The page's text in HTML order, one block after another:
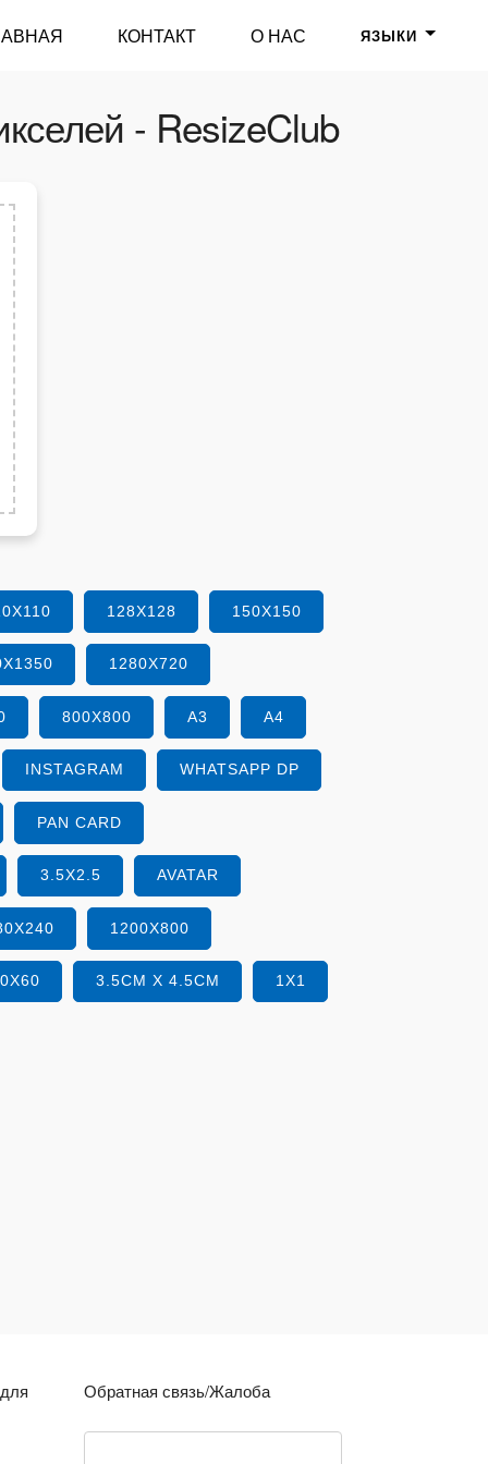
КОНТАКТ О НАС ЯЗЫКИ
- ResizeClub
128X128 150X150
1280X720
800X800 A3 A4
INSTAGRAM WHATSAPP DP
PAN CARD
3.5X2.5 AVATAR
1200X800
3.5CM X 4.5CM 1X1
Обратная связь/Жалоба